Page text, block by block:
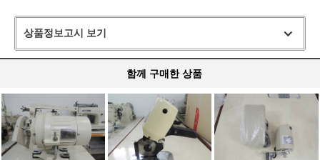
상품정보고시 보기
함께 구매한 상품